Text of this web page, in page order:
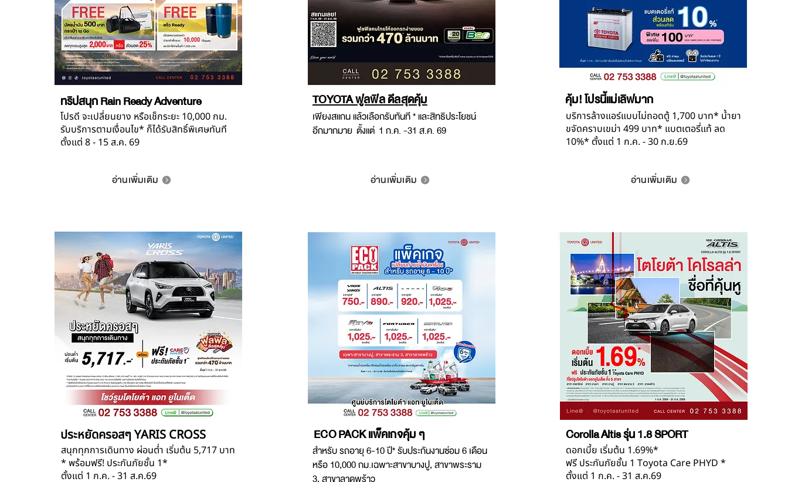
ทริปสนุก Rain Ready Adventure
โปรดี จะเปลี่ยนยาง หรือเช็กระยะ 10,000 กม.
รับบริการตามเงื่อนไข* ก็ได้รับสิทธิ์พิเศษทันที
ตั้งแต่ 8 - 15 ส.ค. 69
อ่านเพิ่มเติม
ประหยัดครอสๆ YARIS CROSS
สนุกทุกการเดินทาง ผ่อนต่ำ เริ่มต้น 5,717 บาท
* พร้อมฟรี! ประกันภัยชั้น 1*
ตั้งแต่ 1 ก.ค. - 31 ส.ค.69
TOYOTA ฟูลฟิล ดีลสุดคุ้ม
เพียงสแกน แล้วเลือกรับทันที * และสิทธิประโยชน์
อีกมากมาย ตั้งแต่ 1 ก.ค. -31 ส.ค. 69
อ่านเพิ่มเติม
ECO PACK แพ็คเกจคุ้ม ๆ
สำหรับ รถอายุ 6-10 ปี* รับประกันงานซ่อม 6 เดือน
หรือ 10,000 กม.เฉพาะสาขาบางปู, สาขาพระราม
คุ้ม! โปรนี้แม่เลิฟมาก
บริการล้างแอร์แบบไม่ถอดตู้ 1,700 บาท* น้ำยา
ขจัดคราบเขม่า 499 บาท* แบตเตอรี่แท้ ลด
10%* ตั้งแต่ 1 ก.ค. - 30 ก.ย.69
อ่านเพิ่มเติม
Corolla Altis รุ่น 1.8 SPORT
ดอกเบี้ย เริ่มต้น 1.69%*
ฟรี ประกันภัยชั้น 1 Toyota Care PHYD *
ตั้งแต่ 1 ก.ค. - 31 ส.ค.69